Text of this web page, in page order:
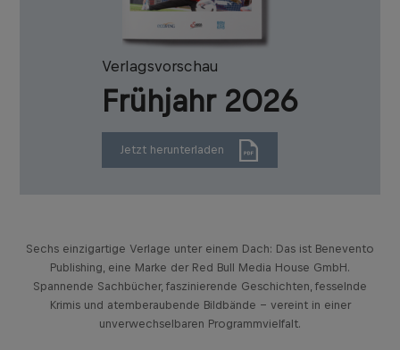
Verlagsvorschau
Frühjahr 2026
Jetzt herunterladen
Sechs einzigartige Verlage unter einem Dach: Das ist Benevento
Publishing, eine Marke der Red Bull Media House GmbH.
Spannende Sachbücher, faszinierende Geschichten, fesselnde
Krimis und atemberaubende Bildbände – vereint in einer
unverwechselbaren Programmvielfalt.